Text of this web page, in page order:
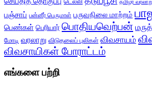
டெல்லி தமிழர்
பஞ்சாப் பன்னீர் பெருமாள் பருவநிலை மாற்றம்
பெண்கள் பெரியார் பொதியவெற்பன்
மோடி வரலாறு விடுதலைப் புலிகள் விவசாயம்
விவசாயிகள் போராட்டம்
எங்களை பற்றி